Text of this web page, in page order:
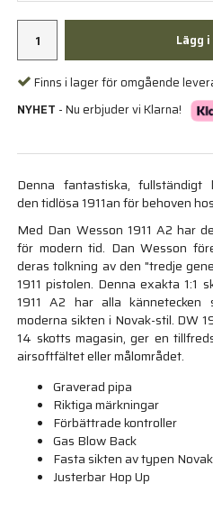
Lägg
Finns i lager för omgående
NYHET - Nu erbjuder vi Klarna!
Denna fantastiska, fullständigt
den tidlösa 1911an för behoven
Med Dan Wesson 1911 A2 har
för modern tid. Dan Wesson
deras tolkning av den "tredje
1911 pistolen. Denna exakta 1:1
1911 A2 har alla
moderna sikten i Novak-stil. DW
14 skotts magasin, ger en
airsoftfältet eller målområdet.
Graverad pipa
Riktiga märkningar
Förbättrade kontroller
Gas Blow Back
Fasta sikten av typen Novak
Justerbar Hop Up